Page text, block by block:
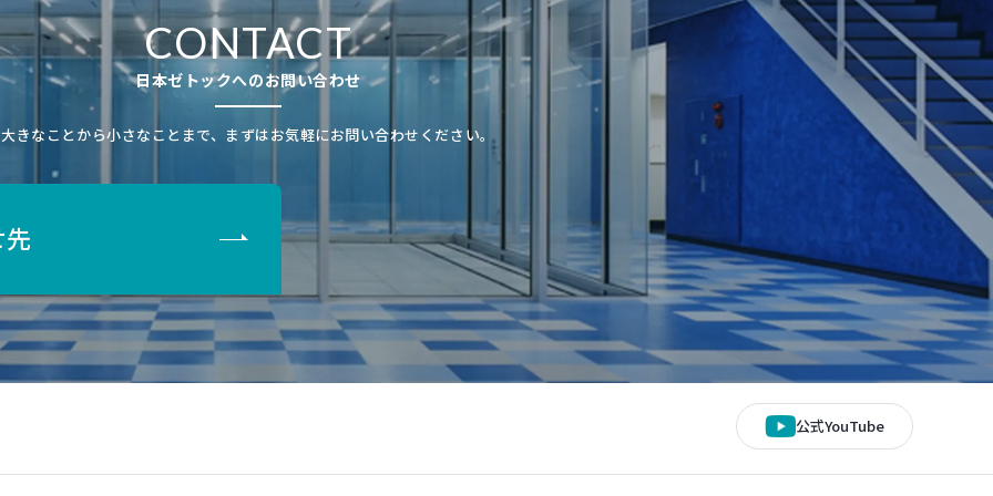
CONTACT
日本ゼトックへのお問い合わせ
大きなことから小さなことまで、まずはお気軽にお問い合わせください。
公式YouTube